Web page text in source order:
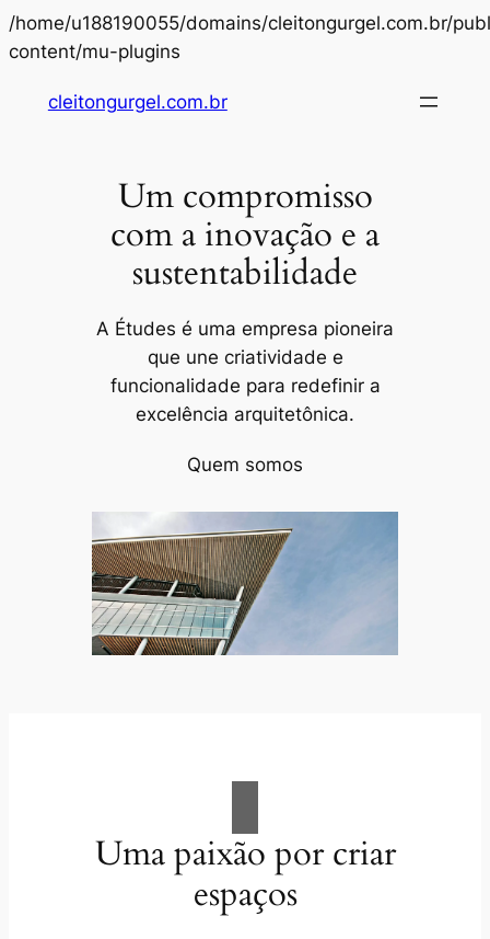
/home/u188190055/domains/cleitongurgel.com.br/
content/mu-plugins
o
cleitongurgel.com.br
Um compromisso
com a inovação e a
sustentabilidade
A Études é uma empresa pioneira
que une criatividade e
funcionalidade para redefinir a
excelência arquitetônica.
Quem somos
Uma paixão por criar
espaços